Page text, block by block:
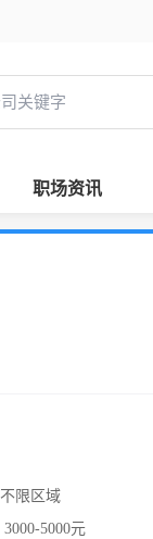
职场资讯
不限区域
3000-5000元